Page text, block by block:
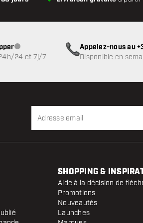
Service client indisponible
24 et 7j/7
Appelez-nous au
Disponible en
SHOPPING &
Aide à la décision de
Promotions
Nouveautés
Launches